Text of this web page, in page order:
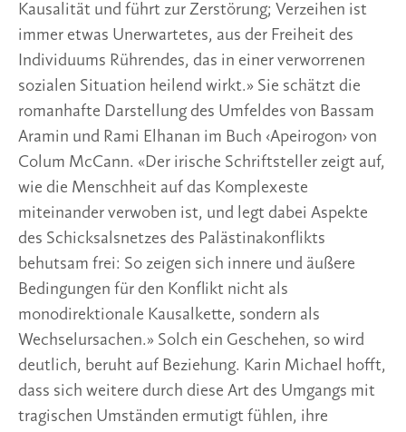
Kausalität und führt zur Zerstörung; Verzeihen ist
immer etwas Unerwartetes, aus der Freiheit des
Individuums Rührendes, das in einer verworrenen
sozialen Situation heilend wirkt.» Sie schätzt die
romanhafte Darstellung des Umfeldes von Bassam
Aramin und Rami Elhanan im Buch ‹Apeirogon› von
Colum McCann. «Der irische Schriftsteller zeigt auf,
wie die Menschheit auf das Komplexeste
miteinander verwoben ist, und legt dabei Aspekte
des Schicksalsnetzes des Palästinakonflikts
behutsam frei: So zeigen sich innere und äußere
Bedingungen für den Konflikt nicht als
monodirektionale Kausalkette, sondern als
Wechselursachen.» Solch ein Geschehen, so wird
deutlich, beruht auf Beziehung. Karin Michael hofft,
dass sich weitere durch diese Art des Umgangs mit
tragischen Umständen ermutigt fühlen, ihre